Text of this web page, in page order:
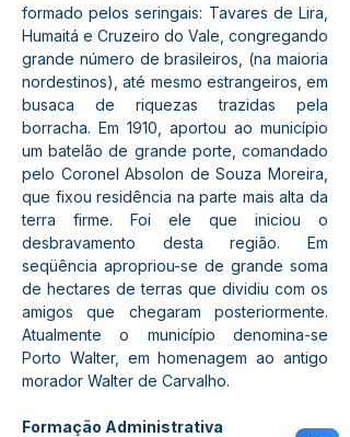
formado pelos seringais: Tavares de Lira,
Humaitá e Cruzeiro do Vale, congregando
grande número de brasileiros, (na maioria
nordestinos), até mesmo estrangeiros, em
busaca de riquezas trazidas pela
borracha. Em 1910, aportou ao município
um batelão de grande porte, comandado
pelo Coronel Absolon de Souza Moreira,
que fixou residência na parte mais alta da
terra firme. Foi ele que iniciou o
desbravamento desta região. Em
seqüência apropriou-se de grande soma
de hectares de terras que dividiu com os
amigos que chegaram posteriormente.
Atualmente o município denomina-se
Porto Walter, em homenagem ao antigo
morador Walter de Carvalho.
Formação Administrativa